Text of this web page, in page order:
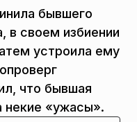
бывшего
в своем избиении
устроила ему
что бывшая
некие «ужасы».